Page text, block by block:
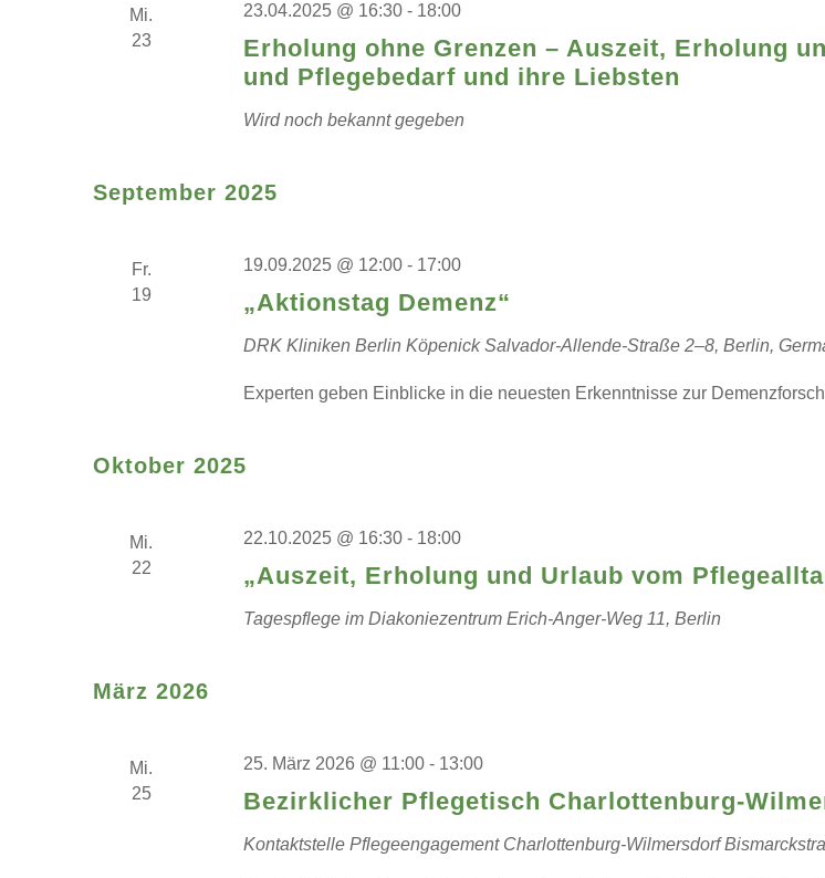
Mi.
23
Erholung ohne Grenzen – Auszeit, Erholung
und Pflegebedarf und ihre Liebsten
23.04.2025 @ 16:30- 18:00
Wird noch bekannt gegeben
September 2025
Fr.
19
„Aktionstag Demenz“
19.09.2025 @ 12:00- 17:00
DRK Kliniken Berlin KöpenickSalvador-Allende-Straße 2–8, Berlin,
Experten geben Einblicke in die neuesten Erkenntnisse zur
Oktober 2025
Mi.
22
„Auszeit, Erholung und Urlaub vom
22.10.2025 @ 16:30- 18:00
Tagespflege im Diakoniezentrum Erich-Anger-Weg 11, Berlin
März 2026
Mi.
25
Bezirklicher Pflegetisch Charlottenburg-
25. März 2026 @ 11:00- 13:00
Kontaktstelle Pflegeengagement Charlottenburg-Wilmersdorf